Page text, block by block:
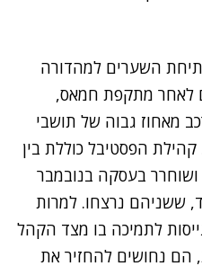
לפני פתיחת השערים למהדורה
לאחר מתקפת חמאס,
מאחוז גבוה של תושבי
הפסטיבל כוללת בין
בעסקה בנובמבר
ששניהם נרצחו. למרות
לתמיכה בו מצד הקהל
הם נחושים להחזיר את